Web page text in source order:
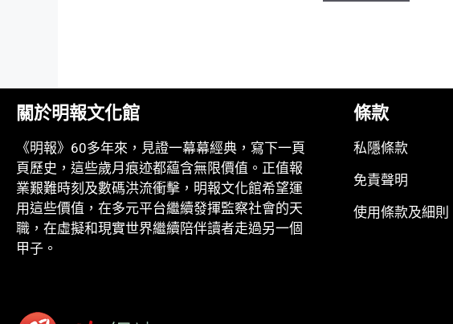
關於明報文化館
《明報》60多年來，見證一幕幕經典，寫下一頁
頁歷史，這些歲月痕迹都藴含無限價值。正值報
業艱難時刻及數碼洪流衝擊，明報文化館希望運
用這些價值，在多元平台繼續發揮監察社會的天
職，在虛擬和現實世界繼續陪伴讀者走過另一個
甲子。
條款
私隱條款
免責聲明
使用條款及細則